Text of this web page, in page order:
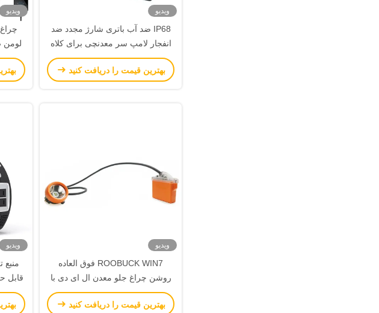
ویدیو
IP68 ضد آب باتری شارژ مجدد ضد
انفجار لامپ سر معدنچی برای کلاه
سخت و معدن
بهترین قیمت را دریافت کنید
ویدیو
ویدیو
ROOBUCK WIN7 فوق العاده
روشن چراغ جلو معدن ال ای دی با
15000 لوکس روشنایی، 13 ساعت
زمان اجرا، و ضد آب و اثر اثبات
بهترین قیمت را دریافت کنید
ویدیو
منبع